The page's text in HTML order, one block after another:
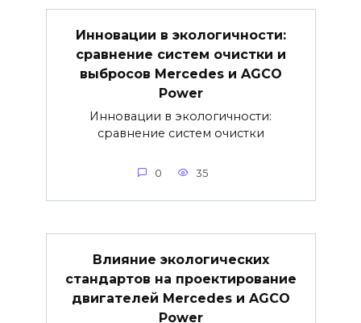
Инновации в экологичности:
сравнение систем очистки и
выбросов Mercedes и AGCO
Power
Инновации в экологичности:
сравнение систем очистки
0 35
Влияние экологических
стандартов на проектирование
двигателей Mercedes и AGCO
Power